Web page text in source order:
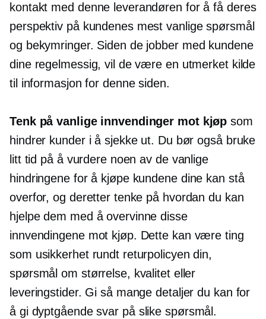
kontakt med denne leverandøren for å få deres
perspektiv på kundenes mest vanlige spørsmål
og bekymringer. Siden de jobber med kundene
dine regelmessig, vil de være en utmerket kilde
til informasjon for denne siden.
Tenk på vanlige innvendinger mot kjøp som
hindrer kunder i å sjekke ut. Du bør også bruke
litt tid på å vurdere noen av de vanlige
hindringene for å kjøpe kundene dine kan stå
overfor, og deretter tenke på hvordan du kan
hjelpe dem med å overvinne disse
innvendingene mot kjøp. Dette kan være ting
som usikkerhet rundt returpolicyen din,
spørsmål om størrelse, kvalitet eller
leveringstider. Gi så mange detaljer du kan for
å gi dyptgåendesvar på slike spørsmål.